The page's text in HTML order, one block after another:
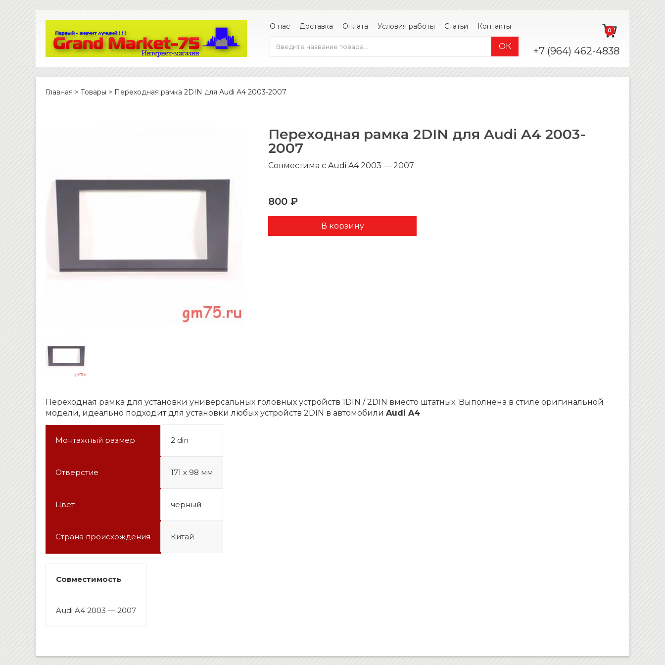
О нас Доставка Оплата Условия работы Статьи Контакты 0
+7 (964) 462-4838
Главная > Товары > Переходная рамка 2DIN для Audi A4 2003-2007
Переходная рамка 2DIN для Audi A4 2003-
2007
Совместима с Audi A4 2003 — 2007
800 ₽
Переходная рамка для установки универсальных головных устройств 1DIN / 2DIN вместо штатных. Выполнена в стиле оригинальной
модели, идеально подходит для установки любых устройств 2DIN в автомобили Audi A4
Монтажный размер 2 din
Отверстие 171 x 98 мм
Цвет черный
Страна происхождения Китай
Совместимость
Audi A4 2003 — 2007